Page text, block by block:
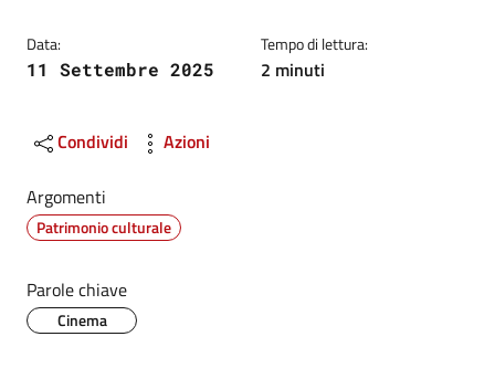
Data:
11 Settembre 2025
Tempo di lettura:
2 minuti
Condividi Azioni
Argomenti
Patrimonio culturale
Parole chiave
Cinema